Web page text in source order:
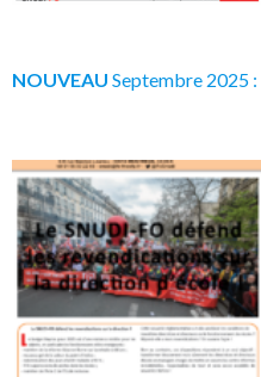
NOUVEAU Septembre 2025 :